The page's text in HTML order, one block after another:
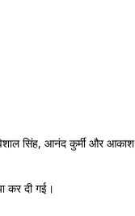
सिंह, आनंद कुर्मी और आकाश
कर दी गई।